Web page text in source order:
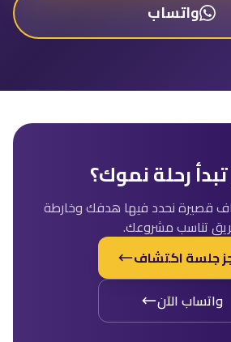
واتساب
رحلة نموك؟
قصيرة نحدد فيها هدفك وخارطة
تناسب مشروعك.
جلسة اكتشاف
واتساب الآن